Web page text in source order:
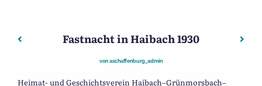
Beitragsnavigation
Vorheriger: Glattbacher Prinzenpaar 1948-50
Fastnacht in Haibach 1930
von aschaffenburg_admin
Heimat- und Geschichtsverein Haibach–Grünmorsbach–